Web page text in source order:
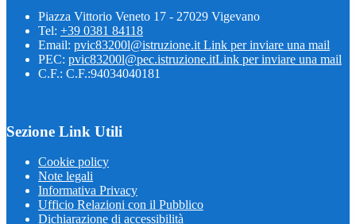
Piazza Vittorio Veneto 17 - 27029 Vigevano
Tel: +39 0381 84118
Email: pvic83200l@istruzione.it Link per inviare una mail
PEC: pvic83200l@pec.istruzione.itLink per inviare una mail
C.F.: C.F.:94034040181
Sezione Link Utili
Cookie policy
Note legali
Informativa Privacy
Ufficio Relazioni con il Pubblico
Dichiarazione di accessibilità